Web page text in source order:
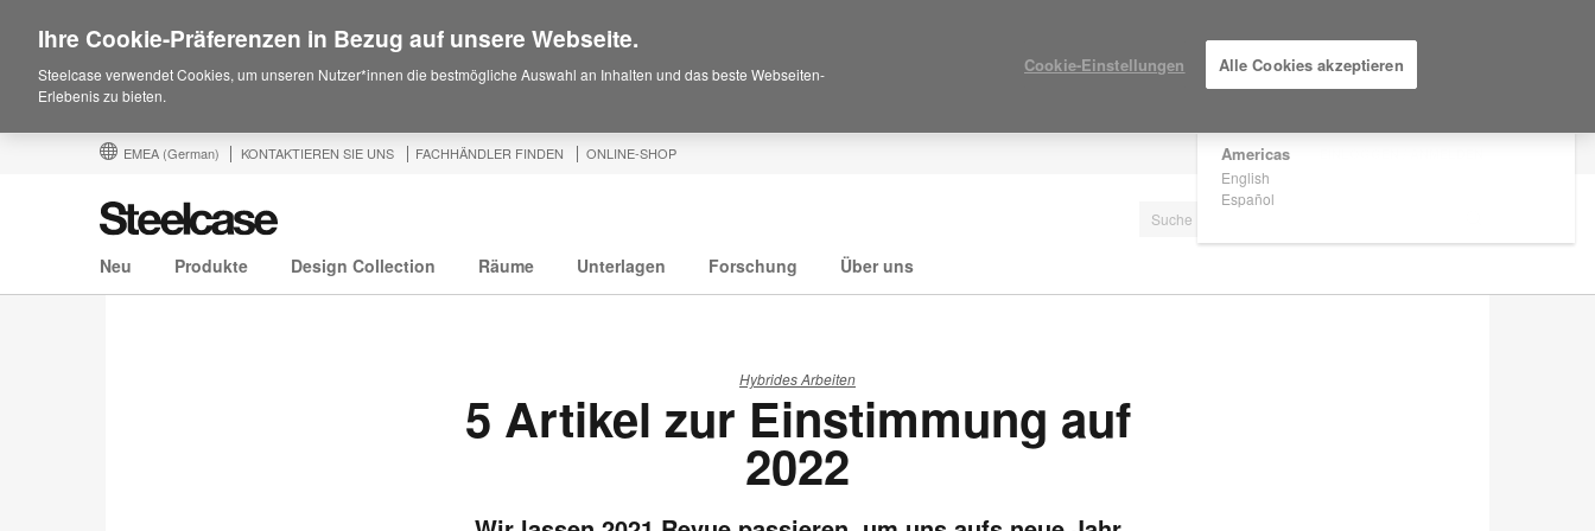
Are you in United States?
Americas
English
Español
EMEA (German) KONTAKTIEREN SIE UNS FACHHÄNDLER FINDEN ONLINE-SHOP
Neu Produkte Design Collection Räume Unterlagen Forschung Über uns
Hybrides Arbeiten
5 Artikel zur Einstimmung auf
2022
Ihre Cookie-Präferenzen in Bezug auf unsere Webseite.
Steelcase verwendet Cookies, um unseren Nutzer*innen die bestmögliche Auswahl an Inhalten und das beste Webseiten-
Erlebenis zu bieten.
Cookie-Einstellungen Alle Cookies akzeptieren